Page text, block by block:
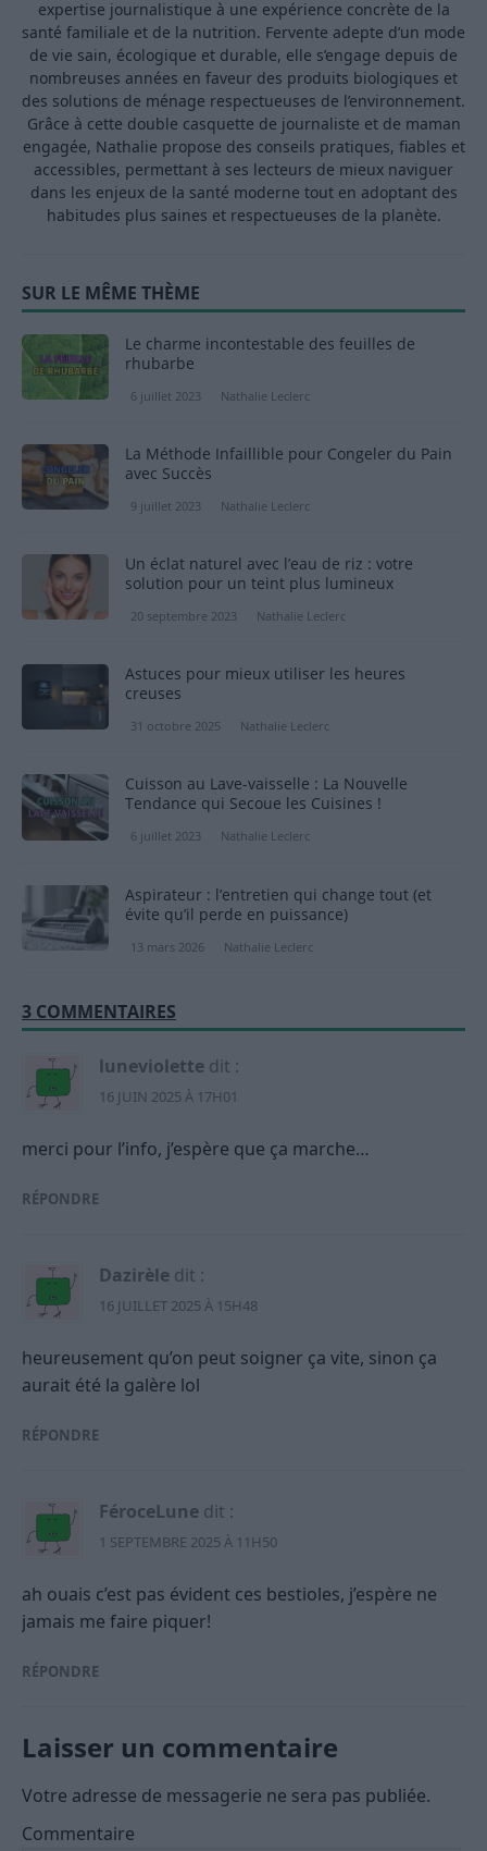
expertise journalistique à une expérience concrète de la
santé familiale et de la nutrition. Fervente adepte d’un mode
de vie sain, écologique et durable, elle s’engage depuis de
nombreuses années en faveur des produits biologiques et
des solutions de ménage respectueuses de l’environnement.
Grâce à cette double casquette de journaliste et de maman
engagée, Nathalie propose des conseils pratiques, fiables et
accessibles, permettant à ses lecteurs de mieux naviguer
dans les enjeux de la santé moderne tout en adoptant des
habitudes plus saines et respectueuses de la planète.
SUR LE MÊME THÈME
Le charme incontestable des feuilles de
rhubarbe
6 juillet 2023 Nathalie Leclerc
La Méthode Infaillible pour Congeler du Pain
avec Succès
9 juillet 2023 Nathalie Leclerc
Un éclat naturel avec l’eau de riz : votre
solution pour un teint plus lumineux
20 septembre 2023 Nathalie Leclerc
Astuces pour mieux utiliser les heures
creuses
31 octobre 2025 Nathalie Leclerc
Cuisson au Lave-vaisselle : La Nouvelle
Tendance qui Secoue les Cuisines !
6 juillet 2023 Nathalie Leclerc
Aspirateur : l’entretien qui change tout (et
évite qu’il perde en puissance)
13 mars 2026 Nathalie Leclerc
3 COMMENTAIRES
luneviolette dit :
16 JUIN 2025 À 17H01
merci pour l’info, j’espère que ça marche…
RÉPONDRE
Dazirèle dit :
16 JUILLET 2025 À 15H48
heureusement qu’on peut soigner ça vite, sinon ça
aurait été la galère lol
RÉPONDRE
FéroceLune dit :
1 SEPTEMBRE 2025 À 11H50
ah ouais c’est pas évident ces bestioles, j’espère ne
jamais me faire piquer!
RÉPONDRE
Laisser un commentaire
Votre adresse de messagerie ne sera pas publiée.
Commentaire